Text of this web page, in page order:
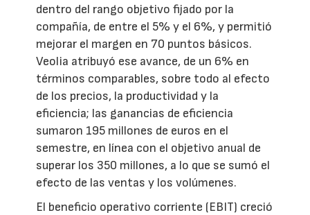
dentro del rango objetivo fijado por la
compañía, de entre el 5% y el 6%, y permitió
mejorar el margen en 70 puntos básicos.
Veolia atribuyó ese avance, de un 6% en
términos comparables, sobre todo al efecto
de los precios, la productividad y la
eficiencia; las ganancias de eficiencia
sumaron 195 millones de euros en el
semestre, en línea con el objetivo anual de
superar los 350 millones, a lo que se sumó el
efecto de las ventas y los volúmenes.
El beneficio operativo corriente (EBIT) creció